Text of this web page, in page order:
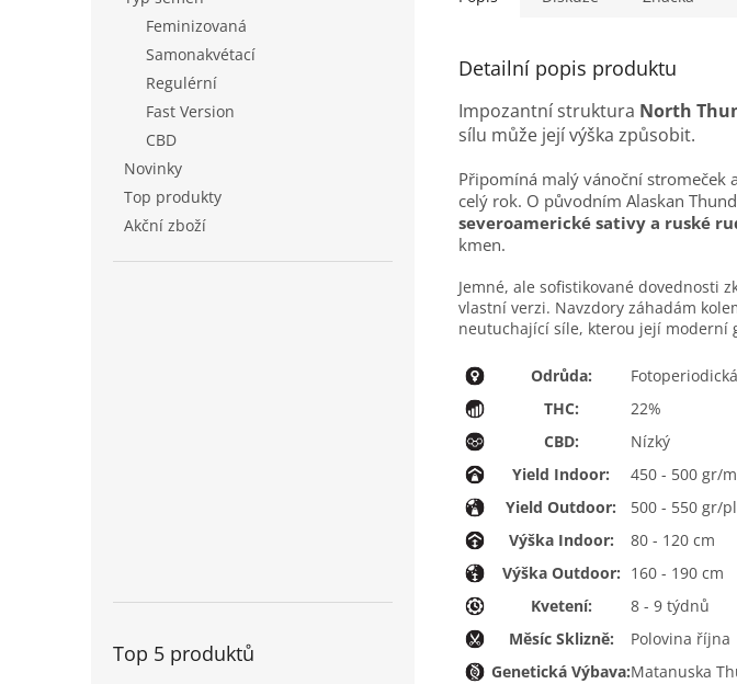
Feminizovaná
Samonakvétací
Regulérní
Fast Version
CBD
Novinky
Top produkty
Akční zboží
Top 5 produktů
Detailní popis produktu
Impozantní struktura North
sílu může její výška způsobit.
Připomíná malý vánoční stromeček
celý rok. O původním Alaskan
severoamerické sativy a ruské
kmen.
Jemné, ale sofistikované dovednosti
vlastní verzi. Navzdory záhadám
neutuchající síle, kterou její moderní
Odrůda:
Fotoperiodická
THC:
22%
CBD:
Nízký
Yield Indoor:
450 - 500 gr/
Yield Outdoor:
500 - 550 gr/
Výška Indoor:
80 - 120 cm
Výška Outdoor: 160 - 190 cm
Kvetení:
8 - 9 týdnů
Měsíc Sklizně:
Polovina října
Genetická Výbava:Matanuska